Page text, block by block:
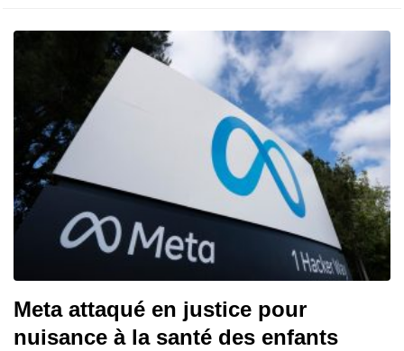
Meta attaqué en justice pour
nuisance à la santé des enfants